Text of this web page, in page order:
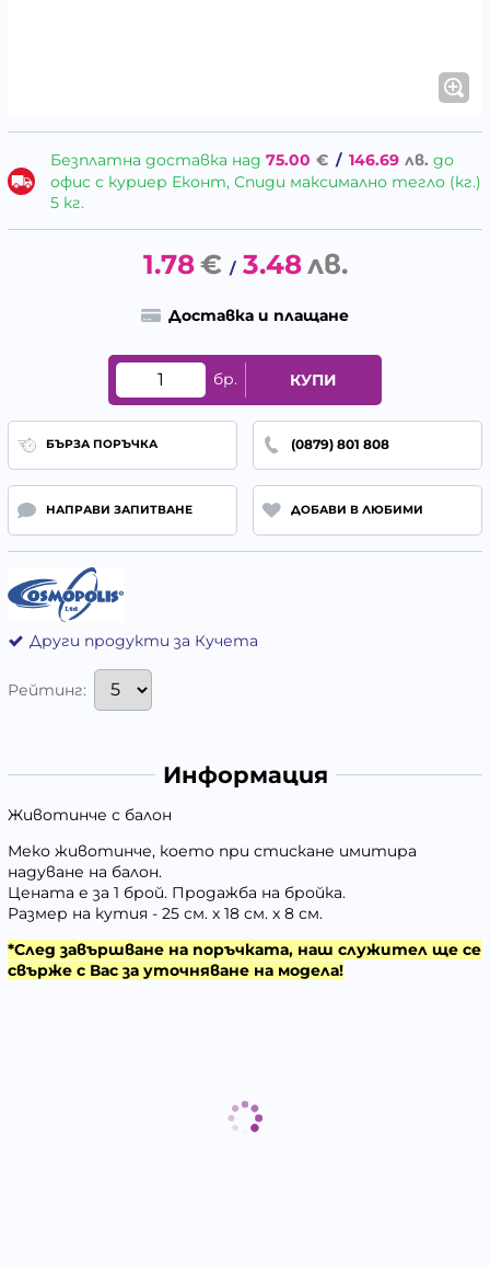
Безплатна доставка над 75.00 € / 146.69 лв. до
офис с куриер Еконт, Спиди максимално тегло (кг.)
5 кг.
1.78€ / 3.48лв.
Доставка и плащане
бр. КУПИ
БЪРЗА ПОРЪЧКА (0879) 801 808
НАПРАВИ ЗАПИТВАНЕ ДОБАВИ В ЛЮБИМИ
Други продукти за Кучета
Рейтинг:
Информация
Животинче с балон
Меко животинче, което при стискане имитира
надуване на балон.
Цената е за 1 брой. Продажба на бройка.
Размер на кутия - 25 см. х 18 см. х 8 см.
*След завършване на поръчката, наш служител ще се
свърже с Вас за уточняване на модела!